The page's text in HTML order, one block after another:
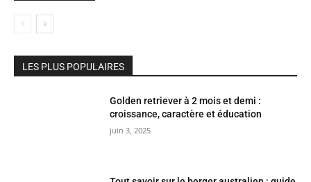
LES PLUS POPULAIRES
Golden retriever à 2 mois et demi :
croissance, caractère et éducation
juin 3, 2025